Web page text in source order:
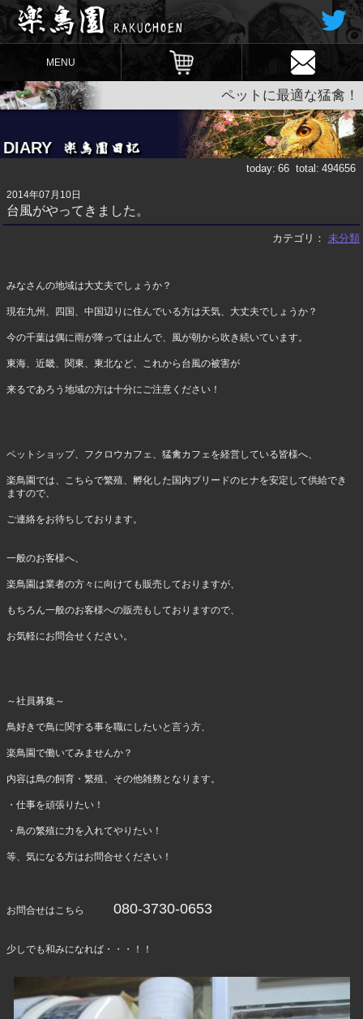
MENU
ペットに最適な猛禽！
DIARY
today: 66 total: 494656
2014年07月10日
台風がやってきました。
カテゴリ： 未分類
みなさんの地域は大丈夫でしょうか？
現在九州、四国、中国辺りに住んでいる方は天気、大丈夫でしょうか？
今の千葉は偶に雨が降っては止んで、風が朝から吹き続いています。
東海、近畿、関東、東北など、これから台風の被害が
来るであろう地域の方は十分にご注意ください！
ペットショップ、フクロウカフェ、猛禽カフェを経営している皆様へ、
楽鳥園では、こちらで繁殖、孵化した国内ブリードのヒナを安定して供給でき
ますので、
ご連絡をお待ちしております。
一般のお客様へ、
楽鳥園は業者の方々に向けても販売しておりますが、
もちろん一般のお客様への販売もしておりますので、
お気軽にお問合せください。
～社員募集～
鳥好きで鳥に関する事を職にしたいと言う方、
楽鳥園で働いてみませんか？
内容は鳥の飼育・繁殖、その他雑務となります。
・仕事を頑張りたい！
・鳥の繁殖に力を入れてやりたい！
等、気になる方はお問合せください！
お問合せはこちら080-3730-0653
少しでも和みになれば・・・！！